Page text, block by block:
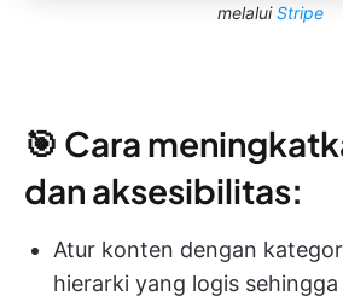
melaluiStripe
🎯 Cara
dan aksesibilitas:
Atur konten dengan
hierarki yang logis